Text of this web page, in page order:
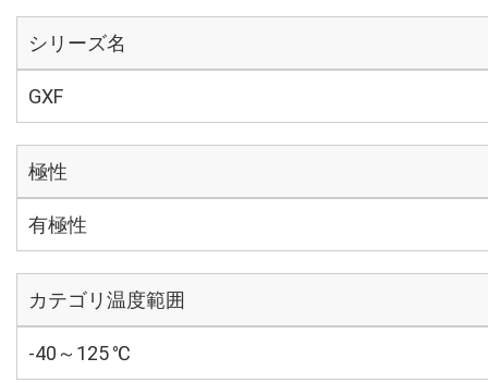
シリーズ名
GXF
極性
有極性
カテゴリ温度範囲
-40～125 ℃